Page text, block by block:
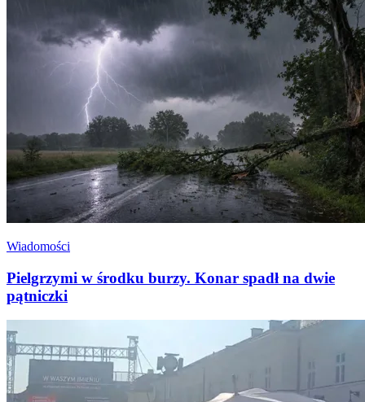
Wiadomości
Pielgrzymi w środku burzy. Konar spadł na dwie
pątniczki